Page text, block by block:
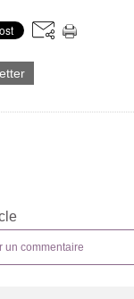
un commentaire